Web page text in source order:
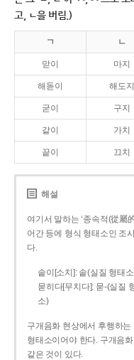
고, ㄴ을 버림.)
ㄱ ㄴ
맏이 마지
해돋이 해도지
굳이 구지
같이 가치
끝이 끄치
해설
여기서 말하는 ‘종속적(從屬
어간 등에 형식 형태소인 조
다.
솥이[소치]: 솥(실질 형태
묻히다[무치다]: 묻­-(실질
소)
구개음화 현상에서 후행하
형태소이어야 한다. 구개음
같은 것이 있다.